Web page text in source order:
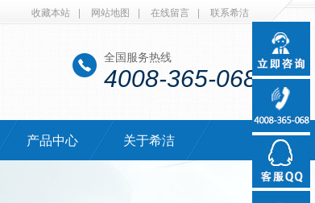
收藏本站 | 网站地图 | 在线留言 | 联系希洁
全国服务热线
4008-365-068
产品中心 关于希洁